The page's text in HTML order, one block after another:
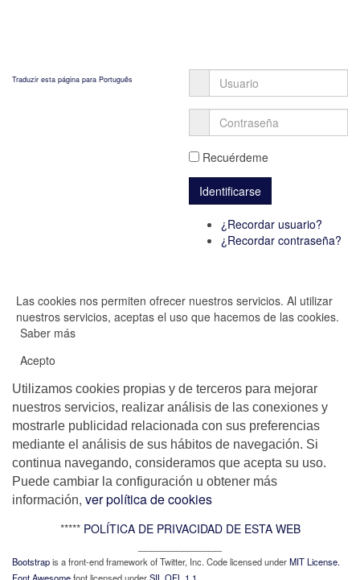
Traduzir esta página para Português
Recuérdeme
¿Recordar usuario?
¿Recordar contraseña?
Las cookies nos permiten ofrecer nuestros servicios. Al utilizar
nuestros servicios, aceptas el uso que hacemos de las cookies.
Saber más
Acepto
Utilizamos cookies propias y de terceros para mejorar
nuestros servicios, realizar análisis de las conexiones y
mostrarle publicidad relacionada con sus preferencias
mediante el análisis de sus hábitos de navegación. Si
continua navegando, consideramos que acepta su uso.
Puede cambiar la configuración u obtener más
información, ver política de cookies
***** POLÍTICA DE PRIVACIDAD DE ESTA WEB
Bootstrapis a front-end framework of Twitter, Inc. Code licensed underMIT License.